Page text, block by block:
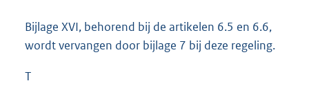
Bijlage XVI, behorend bij de artikelen 6.5 en 6.6,
wordt vervangen door bijlage 7 bij deze regeling.
T